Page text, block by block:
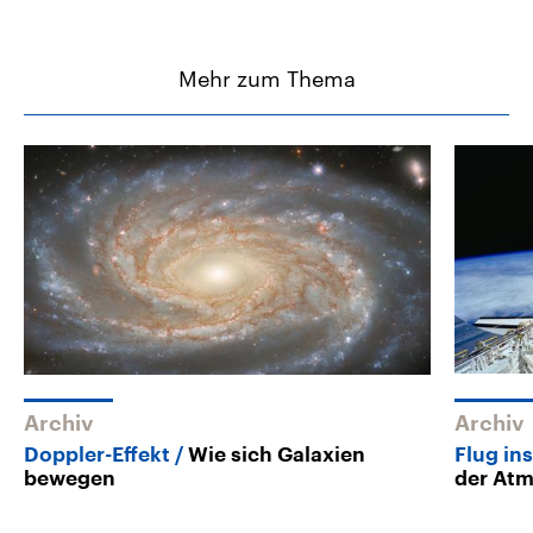
Mehr zum Thema
Archiv
Doppler-Effekt
Wie sich Galaxien
bewegen
Archiv
Flug
der